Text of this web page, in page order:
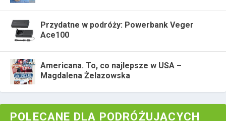
Przydatne w podróży: Powerbank Veger
Ace100
Americana. To, co najlepsze w USA –
Magdalena Żelazowska
POLECANE DLA PODRÓŻUJĄCYCH